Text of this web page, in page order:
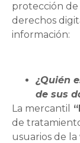
protección de
derechos
información:
¿Quién
de sus
La mercantil
de
usuarios de la